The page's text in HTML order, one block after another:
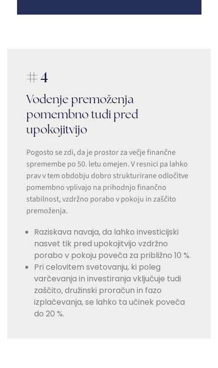
#4
Vodenje premoženja
pomembno tudi pred
upokojitvijo
Pogosto se zdi, da je prostor za večje finančne
spremembe po 50. letu omejen. V resnici pa lahko
prav v tem obdobju dobro strukturirane odločitve
pomembno vplivajo na prihodnjo finančno
stabilnost, vzdržno porabo v pokoju in zaščito
premoženja.
Raziskava navaja, da lahko investicijski
nasvet tik pred upokojitvijo vzdržno
porabo v pokoju poveča za približno 10 %.
Pri celovitem svetovanju, ki poleg
varčevanja in investiranja vključuje tudi
zaščito, družinski proračun in fazo
izplačevanja, se lahko ta učinek poveča
do 20 %.